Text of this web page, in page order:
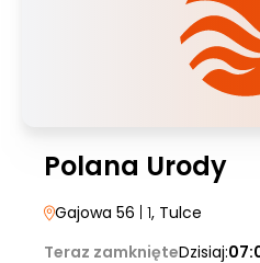
Polana Urody
Gajowa 56 | 1, Tulce
Teraz zamknięteDzisiaj: